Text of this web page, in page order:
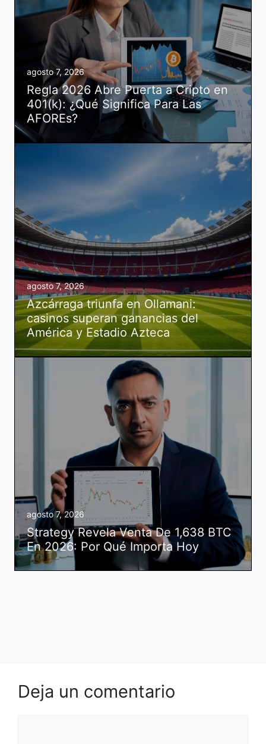
agosto 7, 2026
Regla 2026 Abre Puerta a Cripto en
401(k): ¿Qué Significa Para Las
AFOREs?
agosto 7, 2026
Azcárraga triunfa en Ollamani:
casinos superan ganancias del
América y Estadio Azteca
agosto 7, 2026
Strategy Revela Venta De 1,638 BTC
En 2026: Por Qué Importa Hoy
Deja un comentario